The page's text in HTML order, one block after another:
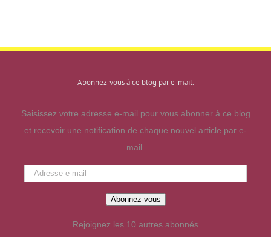
Abonnez-vous à ce blog par e-mail.
Saisissez votre adresse e-mail pour vous abonner à ce blog
et recevoir une notification de chaque nouvel article par e-
mail.
Adresse
Abonnez-vous
Rejoignez les 10 autres abonnés